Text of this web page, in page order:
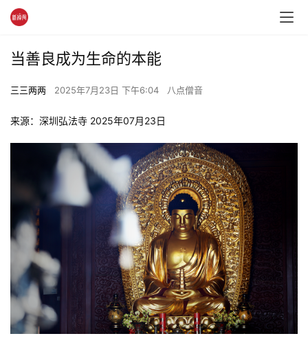
当善良成为生命的本能
三三两两 2025年7月23日 下午6:04 八点僧音
来源：深圳弘法寺 2025年07月23日